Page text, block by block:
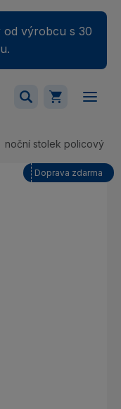
od výrobcu s 30
prázdny.
noční stolek policový
Doprava zdarma